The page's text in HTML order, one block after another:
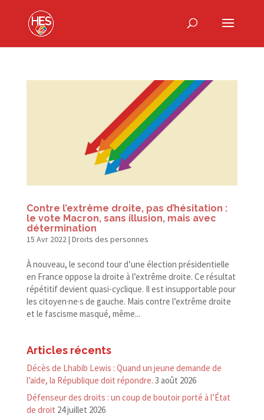
Contre l’extrême droite, pas d’hésitation :
le vote Macron, sans illusion, mais avec
détermination
15 Avr 2022| Droits des personnes
À nouveau, le second tour d’une élection présidentielle
en France oppose la droite à l’extrême droite. Ce résultat
répétitif devient quasi-cyclique. Il est insupportable pour
les citoyen·ne·s de gauche. Mais contre l’extrême droite
et le fascisme masqué, même...
Articles récents
Décès de Lhabib Lewis : Quand un jeune demande de
l’aide, la République doit répondre. 3 août 2026
Défenseur des droits : un coup de boutoir porté à l’État
de droit 24 juillet 2026